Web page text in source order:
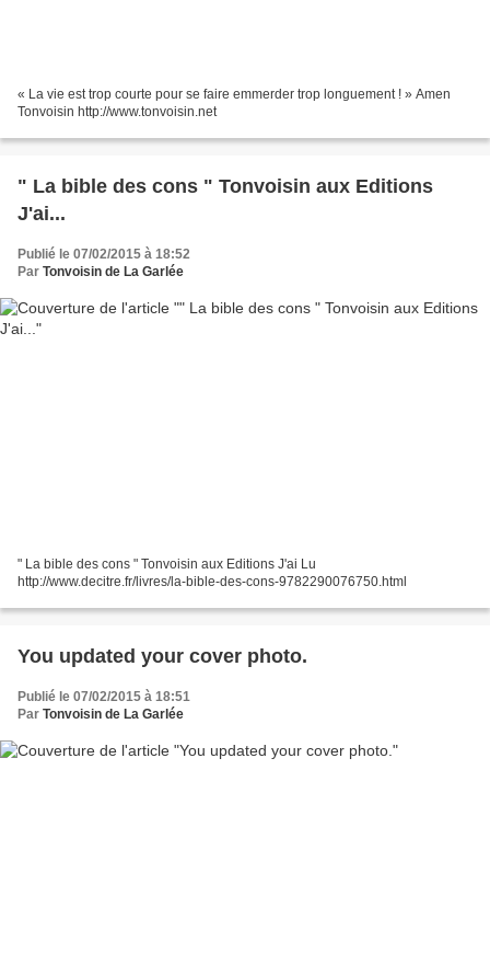
« La vie est trop courte pour se faire emmerder trop longuement ! » Amen
Tonvoisin http://www.tonvoisin.net
" La bible des cons " Tonvoisin aux Editions
J'ai...
Publié le 07/02/2015 à 18:52
Par Tonvoisin de La Garlée
" La bible des cons " Tonvoisin aux Editions J'ai Lu
http://www.decitre.fr/livres/la-bible-des-cons-9782290076750.html
You updated your cover photo.
Publié le 07/02/2015 à 18:51
Par Tonvoisin de La Garlée